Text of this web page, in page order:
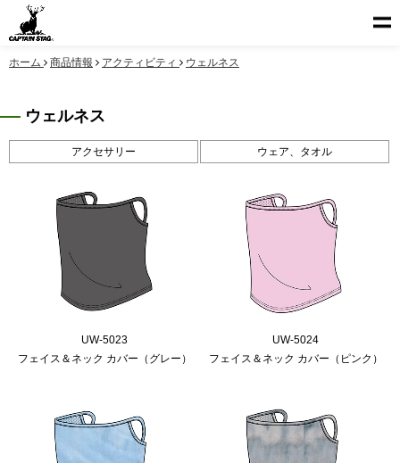
ホーム 商品情報 アクティビティ ウェルネス
ウェルネス
アクセサリー ウェア、タオル
UW-5023
フェイス＆ネック カバー（グレー）
UW-5024
フェイス＆ネック カバー（ピンク）